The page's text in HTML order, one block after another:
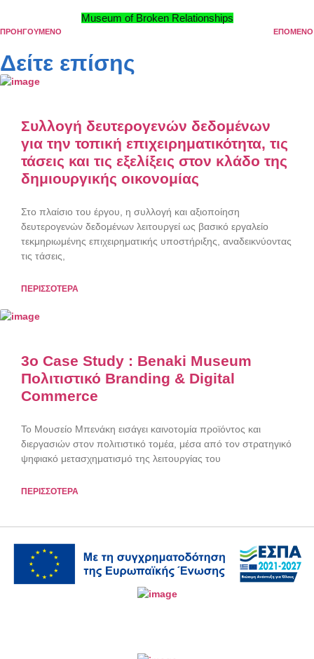
Museum of Broken Relationships
ΠΡΟΗΓΟΥΜΕΝΟ ΕΠΟΜΕΝΟ
Δείτε επίσης
Συλλογή δευτερογενών δεδομένων
για την τοπική επιχειρηματικότητα, τις
τάσεις και τις εξελίξεις στον κλάδο της
δημιουργικής οικονομίας
Στο πλαίσιο του έργου, η συλλογή και αξιοποίηση
δευτερογενών δεδομένων λειτουργεί ως βασικό εργαλείο
τεκμηριωμένης επιχειρηματικής υποστήριξης, αναδεικνύοντας
τις τάσεις,
ΠΕΡΙΣΣΟΤΕΡΑ
3o Case Study : Benaki Museum
Πολιτιστικό Branding & Digital
Commerce
Το Μουσείο Μπενάκη εισάγει καινοτομία προϊόντος και
διεργασιών στον πολιτιστικό τομέα, μέσα από τον στρατηγικό
ψηφιακό μετασχηματισμό της λειτουργίας του
ΠΕΡΙΣΣΟΤΕΡΑ